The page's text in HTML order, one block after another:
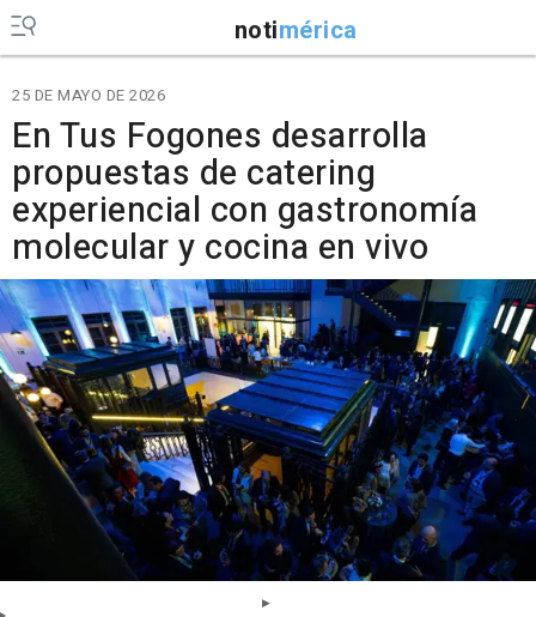
notimérica
25 DE MAYO DE 2026
En Tus Fogones desarrolla
propuestas de catering
experiencial con gastronomía
molecular y cocina en vivo